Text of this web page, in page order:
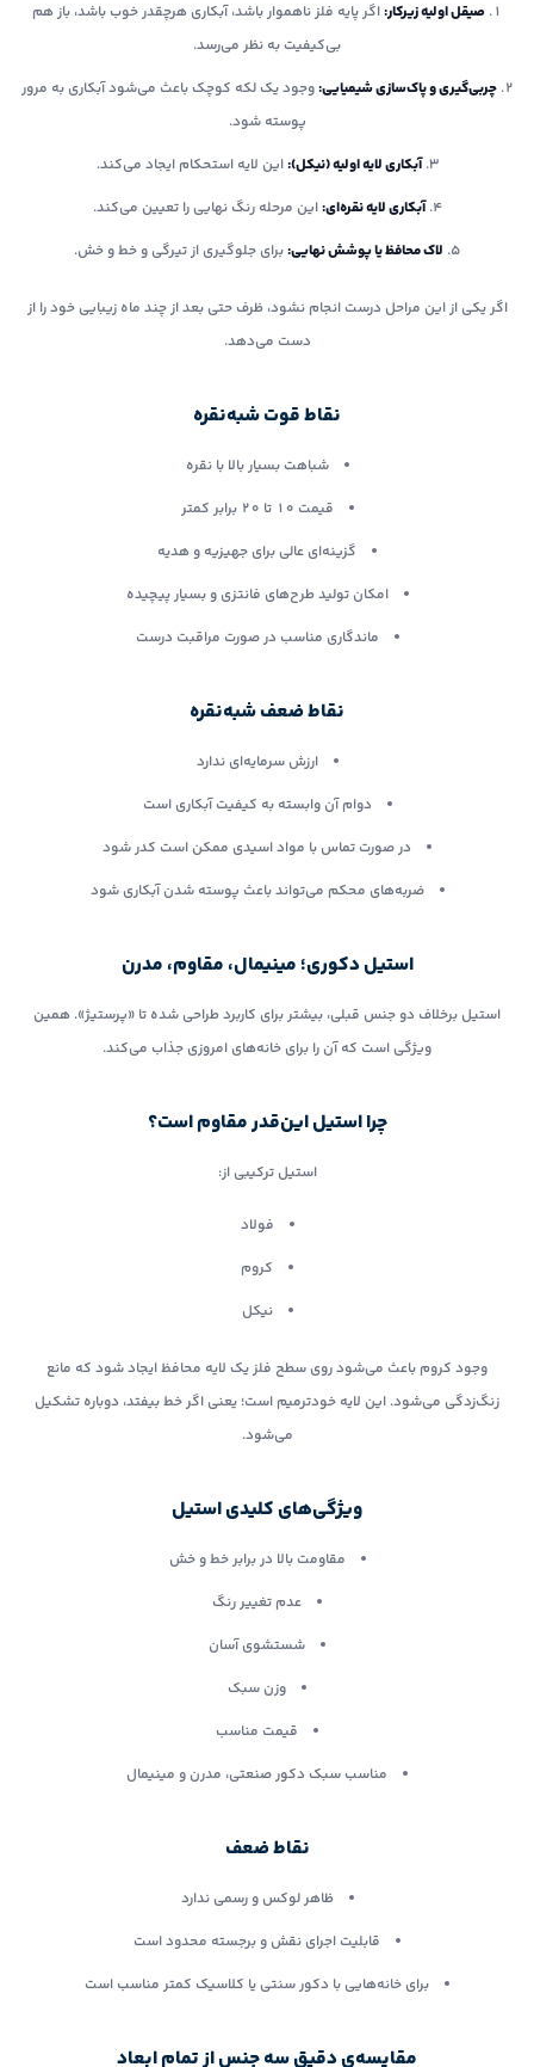
صیقل اولیه زیرکار:اگر پایه فلز ناهموار باشد، آبکاری هرچقدر خوب باشد، باز هم
بی‌کیفیت به نظر می‌رسد.
چربی‌گیری و پاک‌سازی شیمیایی:وجود یک لکه کوچک باعث می‌شود آبکاری به مرور
پوسته شود.
آبکاری لایه اولیه (نیکل):این لایه استحکام ایجاد می‌کند.
آبکاری لایه نقره‌ای:این مرحله رنگ نهایی را تعیین می‌کند.
لاک محافظ یا پوشش نهایی:برای جلوگیری از تیرگی و خط و خش.
اگر یکی از این مراحل درست انجام نشود، ظرف حتی بعد از چند ماه زیبایی خود را از
دست می‌دهد.
نقاط قوت شبه‌نقره
شباهت بسیار بالا با نقره
قیمت ۱۰ تا ۲۰ برابر کمتر
گزینه‌ای عالی برای جهیزیه و هدیه
امکان تولید طرح‌های فانتزی و بسیار پیچیده
ماندگاری مناسب در صورت مراقبت درست
نقاط ضعف شبه‌نقره
ارزش سرمایه‌ای ندارد
دوام آن وابسته به کیفیت آبکاری است
در صورت تماس با مواد اسیدی ممکن است کدر شود
ضربه‌های محکم می‌تواند باعث پوسته شدن آبکاری شود
استیل دکوری؛ مینیمال، مقاوم، مدرن
استیل برخلاف دو جنس قبلی، بیشتر برای کاربرد طراحی شده تا «پرستیژ». همین
ویژگی است که آن را برای خانه‌های امروزی جذاب می‌کند.
چرا استیل این‌قدر مقاوم است؟
استیل ترکیبی از:
فولاد
کروم
نیکل
وجود کروم باعث می‌شود روی سطح فلز یک لایه محافظ ایجاد شود که مانع
زنگ‌زدگی می‌شود. این لایه خودترمیم است؛ یعنی اگر خط بیفتد، دوباره تشکیل
می‌شود.
ویژگی‌های کلیدی استیل
مقاومت بالا در برابر خط و خش
عدم تغییر رنگ
شستشوی آسان
وزن سبک
قیمت مناسب
مناسب سبک دکور صنعتی، مدرن و مینیمال
نقاط ضعف
ظاهر لوکس و رسمی ندارد
قابلیت اجرای نقش و برجسته محدود است
برای خانه‌هایی با دکور سنتی یا کلاسیک کمتر مناسب است
مقایسه‌ی دقیق سه جنس از تمام ابعاد